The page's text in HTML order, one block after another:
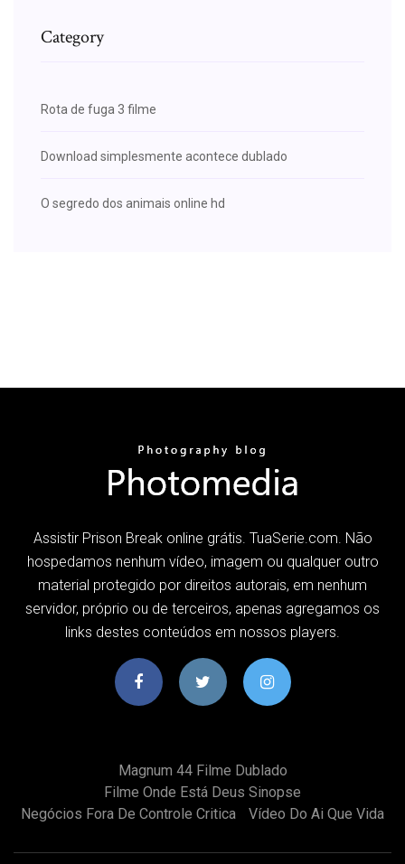
Category
Rota de fuga 3 filme
Download simplesmente acontece dublado
O segredo dos animais online hd
Assistir Prison Break online grátis. TuaSerie.com. Não
hospedamos nenhum vídeo, imagem ou qualquer outro
material protegido por direitos autorais, em nenhum
servidor, próprio ou de terceiros, apenas agregamos os
links destes conteúdos em nossos players.
Magnum 44 Filme Dublado
Filme Onde Está Deus Sinopse
Negócios Fora De Controle Critica
Vídeo Do Ai Que Vida